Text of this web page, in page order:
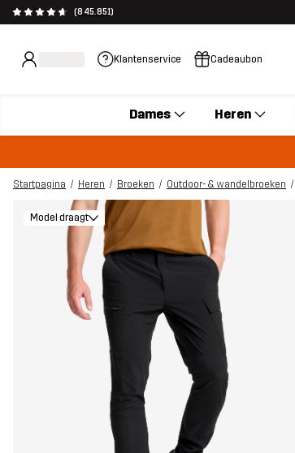
(845.851)
Klantenservice Cadeaubon
Dames Heren
Startpagina Heren Broeken Outdoor- & wandelbroeken
Model draagt